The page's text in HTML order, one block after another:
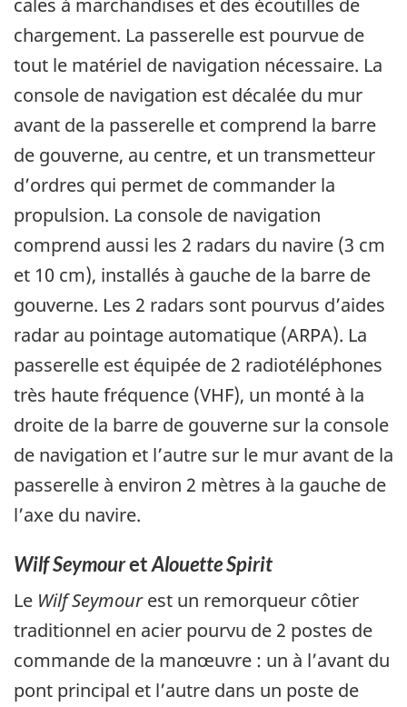
chargement. La passerelle est pourvue de
tout le matériel de navigation nécessaire. La
console de navigation est décalée du mur
avant de la passerelle et comprend la barre
de gouverne, au centre, et un transmetteur
d’ordres qui permet de commander la
propulsion. La console de navigation
comprend aussi les 2 radars du navire (3 cm
et 10 cm), installés à gauche de la barre de
gouverne. Les 2 radars sont pourvus d’aides
radar au pointage automatique (ARPA). La
passerelle est équipée de 2 radiotéléphones
très haute fréquence (VHF), un monté à la
droite de la barre de gouverne sur la console
de navigation et l’autre sur le mur avant de la
passerelle à environ 2 mètres à la gauche de
l’axe du navire.
Wilf SeymouretAlouette Spirit
Le Wilf Seymourest un remorqueur côtier
traditionnel en acier pourvu de 2 postes de
commande de la manœuvre : un à l’avant du
pont principal et l’autre dans un poste de